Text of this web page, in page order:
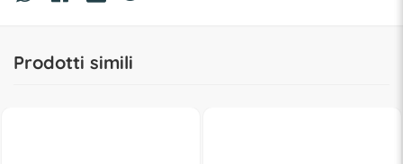
Prodotti simili